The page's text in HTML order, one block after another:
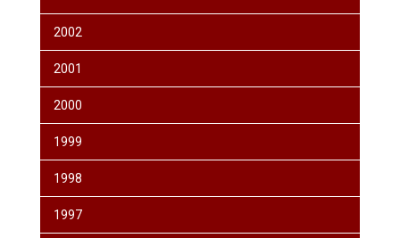
2002
2001
2000
1999
1998
1997